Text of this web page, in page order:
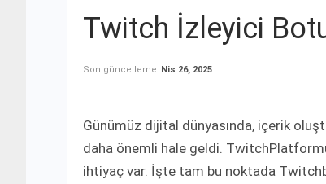
Twitch İzleyici
Son güncelleme Nis 26, 2025
Günümüz dijital dünyasında, içerik
daha önemli hale geldi.
ihtiyaç var. İşte tam bu noktada